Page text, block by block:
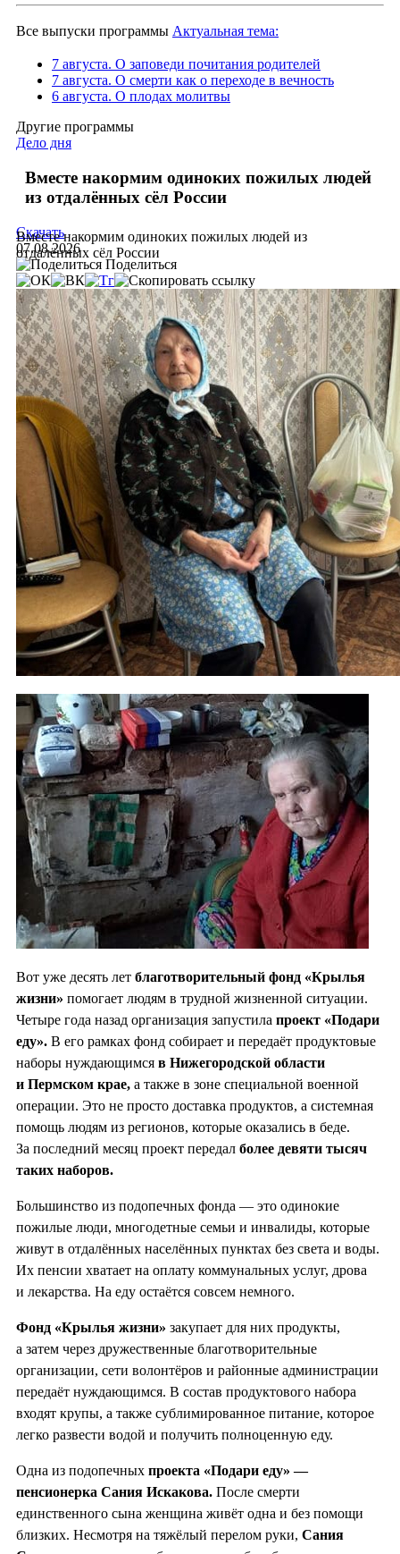
Все выпуски программы Актуальная тема:
7 августа. О заповеди почитания родителей
7 августа. О смерти как о переходе в вечность
6 августа. О плодах молитвы
Другие программы
Дело дня
Вместе накормим одиноких пожилых людей
из отдалённых сёл России
Вместе накормим одиноких пожилых людей из
отдалённых сёл России
Скачать
07.08.2026
Поделиться
Вот уже десять лет благотворительный фонд «Крылья
жизни» помогает людям в трудной жизненной ситуации.
Четыре года назад организация запустила проект «Подари
еду». В его рамках фонд собирает и передаёт продуктовые
наборы нуждающимся в Нижегородской области
и Пермском крае, а также в зоне специальной военной
операции. Это не просто доставка продуктов, а системная
помощь людям из регионов, которые оказались в беде.
За последний месяц проект передал более девяти тысяч
таких наборов.
Большинство из подопечных фонда — это одинокие
пожилые люди, многодетные семьи и инвалиды, которые
живут в отдалённых населённых пунктах без света и воды.
Их пенсии хватает на оплату коммунальных услуг, дрова
и лекарства. На еду остаётся совсем немного.
Фонд «Крылья жизни» закупает для них продукты,
а затем через дружественные благотворительные
организации, сети волонтёров и районные администрации
передаёт нуждающимся. В состав продуктового набора
входят крупы, а также сублимированное питание, которое
легко развести водой и получить полноценную еду.
Одна из подопечных проекта «Подари еду» —
пенсионерка Сания Искакова. После смерти
единственного сына женщина живёт одна и без помощи
близких. Несмотря на тяжёлый перелом руки, Сания